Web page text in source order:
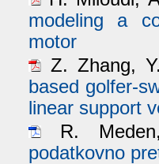
modeling a
motor
Z. Zhang,
based golfer-
linear support
R.
podatkovno